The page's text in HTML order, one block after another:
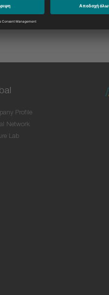
Profile
Network
Lab